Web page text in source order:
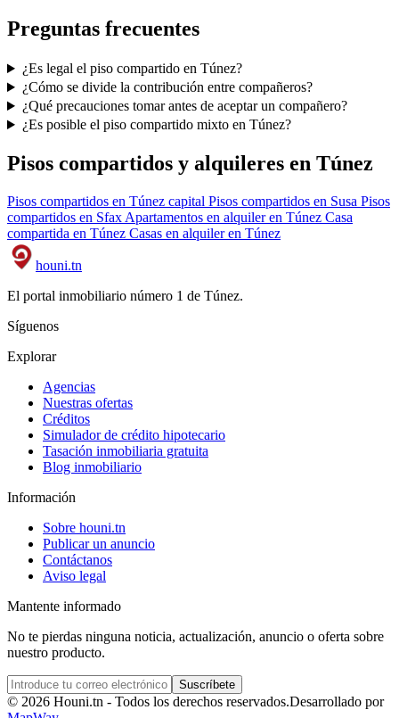
Preguntas frecuentes
¿Es legal el piso compartido en Túnez?
¿Cómo se divide la contribución entre compañeros?
¿Qué precauciones tomar antes de aceptar un compañero?
¿Es posible el piso compartido mixto en Túnez?
Pisos compartidos y alquileres en Túnez
Pisos compartidos en Túnez capital Pisos compartidos en Susa Pisos
compartidos en Sfax Apartamentos en alquiler en Túnez Casa
compartida en Túnez Casas en alquiler en Túnez
houni.tn
El portal inmobiliario número 1 de Túnez.
Síguenos
Explorar
Agencias
Nuestras ofertas
Créditos
Simulador de crédito hipotecario
Tasación inmobiliaria gratuita
Blog inmobiliario
Información
Sobre houni.tn
Publicar un anuncio
Contáctanos
Aviso legal
Mantente informado
No te pierdas ninguna noticia, actualización, anuncio o oferta sobre
nuestro producto.
Suscríbete
© 2026 Houni.tn - Todos los derechos reservados.Desarrollado por